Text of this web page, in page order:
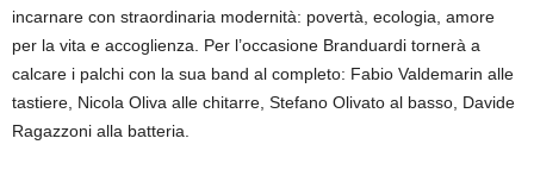
incarnare con straordinaria modernità: povertà, ecologia, amore
per la vita e accoglienza. Per l’occasione Branduardi tornerà a
calcare i palchi con la sua band al completo: Fabio Valdemarin alle
tastiere, Nicola Oliva alle chitarre, Stefano Olivato al basso, Davide
Ragazzoni alla batteria.